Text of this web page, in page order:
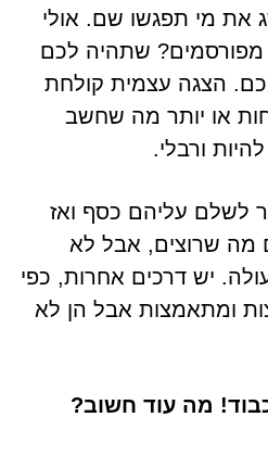
את מי תפגשו שם. אולי
מפורסמים? שתהיה לכם
הצגה עצמית קולחת
או יותר מה שחשב
ורבלי.
לשלם עליהם כסף ואז
מה שרוצים, אבל לא
יש דרכים אחרות, כפי
ומתאמצות אבל הן לא
מה עוד חשוב?